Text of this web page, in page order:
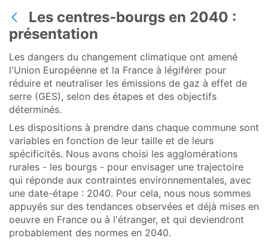
Retour
Les centres-bourgs en 2040 :
présentation
Les dangers du changement climatique ont amené
l'Union Européenne et la France à légiférer pour
réduire et neutraliser les émissions de gaz à effet de
serre (GES), selon des étapes et des objectifs
déterminés.
Les dispositions à prendre dans chaque commune sont
variables en fonction de leur taille et de leurs
spécificités. Nous avons choisi les agglomérations
rurales - les bourgs - pour envisager une trajectoire
qui réponde aux contraintes environnementales, avec
une date-étape : 2040. Pour cela, nous nous sommes
appuyés sur des tendances observées et déjà mises en
oeuvre en France ou à l'étranger, et qui deviendront
probablement des normes en 2040.